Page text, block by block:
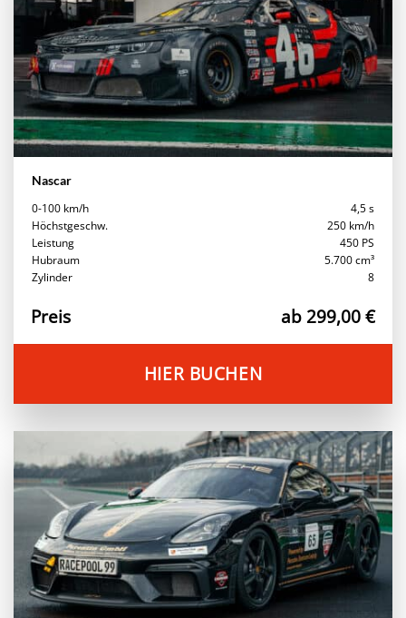
Nascar
0-100 km/h
Höchstgeschw.
Leistung
Hubraum
Zylinder
4,5 s
250 km/h
450 PS
5.700 cm³
8
Preis ab 299,00 €
HIER BUCHEN